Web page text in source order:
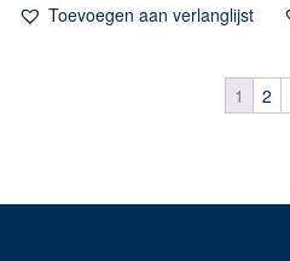
Toevoegen aan verlanglijst
1 2